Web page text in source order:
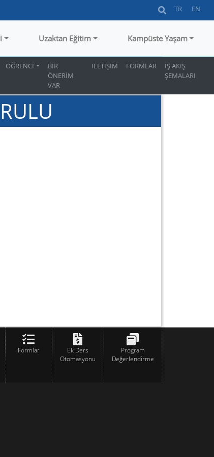
TR EN
Uzaktan Eğitim Kampüste Yaşam
ÖĞRENCİ
BİR
ÖNERİM
VAR
İLETİŞİM FORMLAR
İŞ AKIŞ
ŞEMALARI
Formlar
Ek Ders
Otomasyonu
Program
Değerlendirme